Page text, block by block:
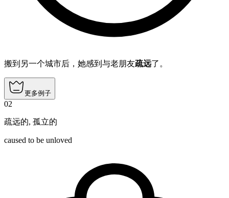
搬到另一个城市后，她感到与老朋友疏远了。
更多例子
02
疏远的, 孤立的
caused to be unloved